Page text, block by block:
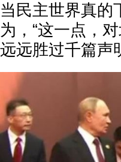
当民主世界真的
为，“这一点，
远远胜过千篇声